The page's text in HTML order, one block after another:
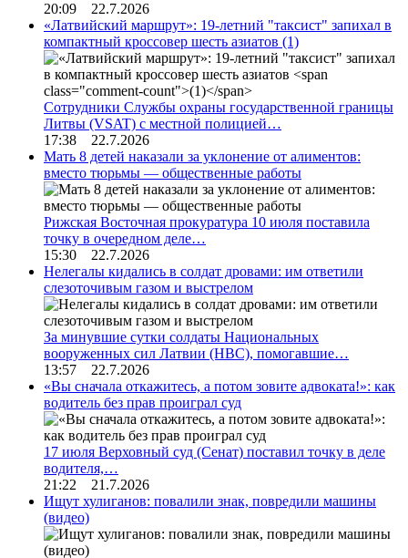
20:09 22.7.2026
«Латвийский маршрут»: 19-летний "таксист" запихал в
компактный кроссовер шесть азиатов (1)
Сотрудники Службы охраны государственной границы
Литвы (VSAT) с местной полицией…
17:38 22.7.2026
Мать 8 детей наказали за уклонение от алиментов:
вместо тюрьмы — общественные работы
Рижская Восточная прокуратура 10 июля поставила
точку в очередном деле…
15:30 22.7.2026
Нелегалы кидались в солдат дровами: им ответили
слезоточивым газом и выстрелом
За минувшие сутки солдаты Национальных
вооруженных сил Латвии (НВС), помогавшие…
13:57 22.7.2026
«Вы сначала откажитесь, а потом зовите адвоката!»: как
водитель без прав проиграл суд
17 июля Верховный суд (Сенат) поставил точку в деле
водителя,…
21:22 21.7.2026
Ищут хулиганов: повалили знак, повредили машины
(видео)